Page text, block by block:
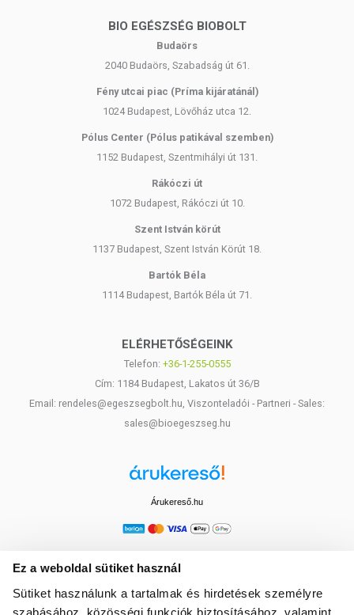
Ez a weboldal sütiket használ
Sütiket használunk a tartalmak és hirdetések személyre
szabásához, közösségi funkciók biztosításához, valamint
BIO EGÉSZSÉG BIOBOLT
Budaörs
2040 Budaörs, Szabadság út 61.
Fény utcai piac (Príma kijáratánál)
1024 Budapest, Lövőház utca 12.
Pólus Center (Pólus patikával szemben)
1152 Budapest, Szentmihályi út 131.
Rákóczi út
1072 Budapest, Rákóczi út 10.
Szent István körút
1137 Budapest, Szent István Körút 18.
Bartók Béla
1114 Budapest, Bartók Béla út 71.
ELÉRHETŐSÉGEINK
Telefon: +36-1-255-0555
Cím: 1184 Budapest, Lakatos út 36/B
Email: rendeles@egeszsegbolt.hu, Viszonteladói - Partneri - Sales:
sales@bioegeszseg.hu
Árukereső.hu